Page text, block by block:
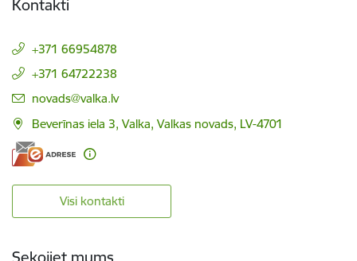
Kontakti
+371 66954878
+371 64722238
E-pasts:
novads@valka.lv
Beverīnas iela 3, Valka, Valkas novads, LV-4701
Visi kontakti
Sekojiet mums